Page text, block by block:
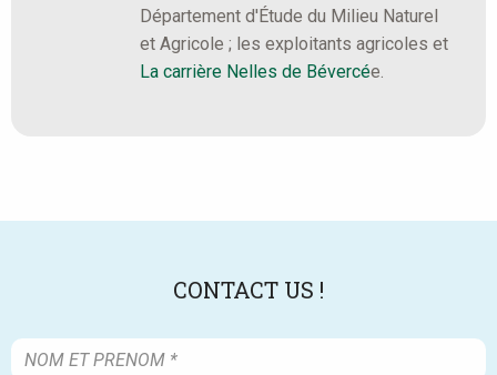
Département d'Étude du Milieu Naturel
et Agricole ; les exploitants agricoles et
La carrière Nelles de Bévercée.
CONTACT US !